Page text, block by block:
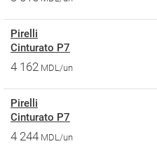
Pirelli
Cinturato P7
4 162 MDL/un
Pirelli
Cinturato P7
4 244 MDL/un